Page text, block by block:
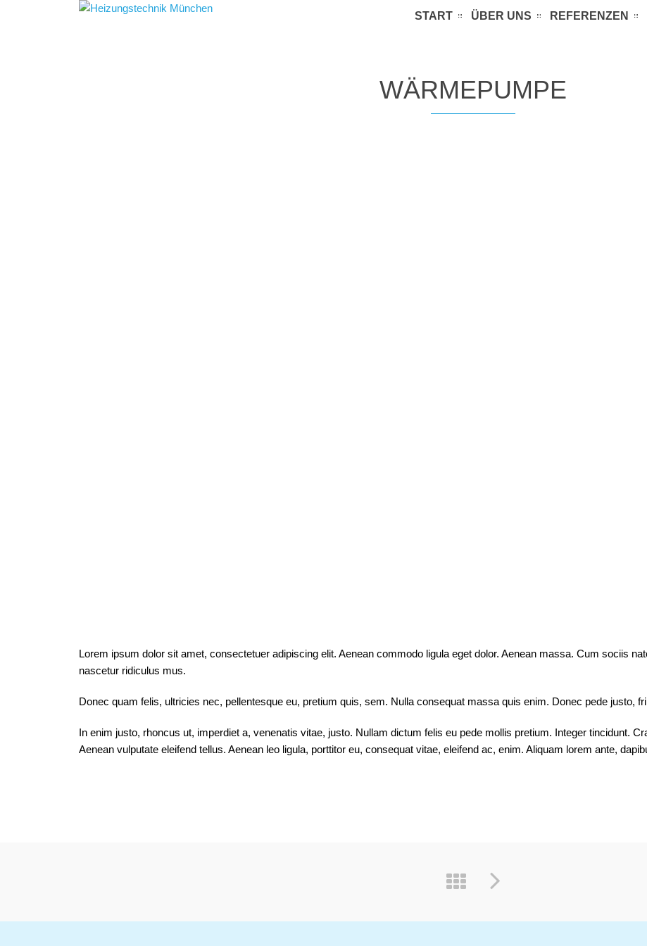
START ÜBER UNS REFERENZEN
WÄRMEPUMPE
Lorem ipsum dolor sit amet, consectetuer adipiscing elit. Aenean commodo ligula eget dolor. Aenean massa. Cum sociis
nascetur ridiculus mus.
Donec quam felis, ultricies nec, pellentesque eu, pretium quis, sem. Nulla consequat massa quis enim. Donec pede justo,
In enim justo, rhoncus ut, imperdiet a, venenatis vitae, justo. Nullam dictum felis eu pede mollis pretium. Integer tincidunt.
Aenean vulputate eleifend tellus. Aenean leo ligula, porttitor eu, consequat vitae, eleifend ac, enim. Aliquam lorem ante,